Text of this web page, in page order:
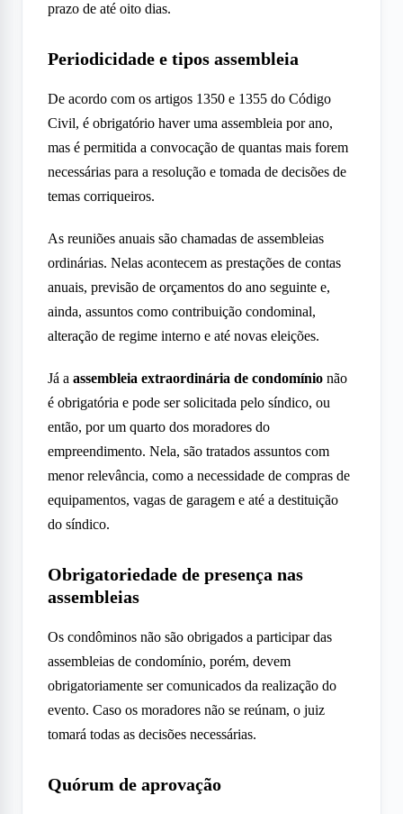
prazo de até oito dias.
Periodicidade e tipos assembleia
De acordo com os artigos 1350 e 1355 do Código
Civil, é obrigatório haver uma assembleia por ano,
mas é permitida a convocação de quantas mais forem
necessárias para a resolução e tomada de decisões de
temas corriqueiros.
As reuniões anuais são chamadas de assembleias
ordinárias. Nelas acontecem as prestações de contas
anuais, previsão de orçamentos do ano seguinte e,
ainda, assuntos como contribuição condominal,
alteração de regime interno e até novas eleições.
Já a assembleia extraordinária de condomínio não
é obrigatória e pode ser solicitada pelo síndico, ou
então, por um quarto dos moradores do
empreendimento. Nela, são tratados assuntos com
menor relevância, como a necessidade de compras de
equipamentos, vagas de garagem e até a destituição
do síndico.
Obrigatoriedade de presença nas
assembleias
Os condôminos não são obrigados a participar das
assembleias de condomínio, porém, devem
obrigatoriamente ser comunicados da realização do
evento. Caso os moradores não se reúnam, o juiz
tomará todas as decisões necessárias.
Quórum de aprovação